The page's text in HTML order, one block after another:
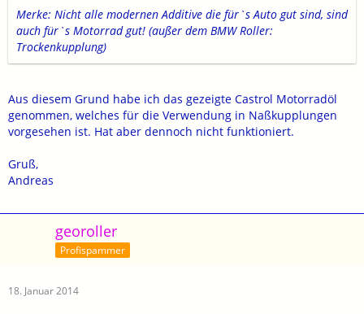
Merke: Nicht alle modernen Additive die für`s Auto gut sind, sind
auch für`s Motorrad gut! (außer dem BMW Roller:
Trockenkupplung)
Aus diesem Grund habe ich das gezeigte Castrol Motorradöl
genommen, welches für die Verwendung in Naßkupplungen
vorgesehen ist. Hat aber dennoch nicht funktioniert.
Gruß,
Andreas
georoller
Profispammer
18. Januar 2014